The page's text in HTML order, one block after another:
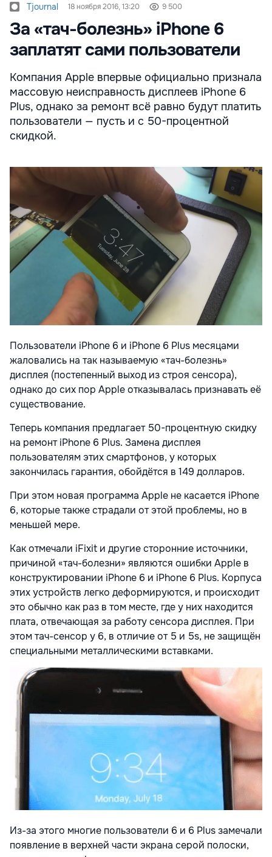
Tjournal 18 ноября 2016, 13:20 9 500
За «тач-болезнь» iPhone 6
заплатят сами пользователи
Компания Apple впервые официально признала
массовую неисправность дисплеев iPhone 6
Plus, однако за ремонт всё равно будут платить
пользователи — пусть и с 50-процентной
скидкой.
Пользователи iPhone 6 и iPhone 6 Plus месяцами
жаловались на так называемую «тач-болезнь»
дисплея (постепенный выход из строя сенсора),
однако до сих пор Apple отказывалась признавать её
существование.
Теперь компания предлагает 50-процентную скидку
на ремонт iPhone 6 Plus. Замена дисплея
пользователям этих смартфонов, у которых
закончилась гарантия, обойдётся в 149 долларов.
При этом новая программа Apple не касается iPhone
6, которые также страдали от этой проблемы, но в
меньшей мере.
Как отмечали iFixit и другие сторонние источники,
причиной «тач-болезни» являются ошибки Apple в
конструктировании iPhone 6 и iPhone 6 Plus. Корпуса
этих устройств легко деформируются, и происходит
это обычно как раз в том месте, где у них находится
плата, отвечающая за работу сенсора дисплея. При
этом тач-сенсор у 6, в отличие от 5 и 5s, не защищён
специальными металлическими вставками.
Из-за этого многие пользователи 6 и 6 Plus замечали
появление в верхней части экрана серой полоски,